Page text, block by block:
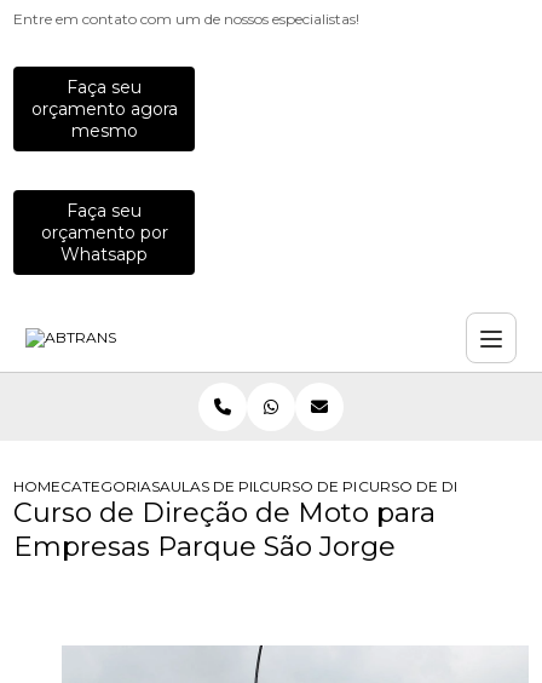
Entre em contato com um de nossos especialistas!
Faça seu
orçamento agora
mesmo
Faça seu
orçamento por
Whatsapp
HOMECATEGORIASAULAS DE PILOTAGEM PARA EMPRESAS
CURSO DE PILOTAGEM PARA
CURSO DE DIRECAO
Curso de Direção de Moto para
Empresas Parque São Jorge